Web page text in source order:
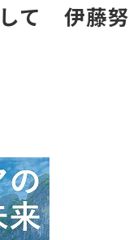
て 伊藤努